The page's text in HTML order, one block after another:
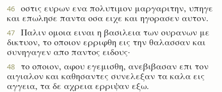
46
οστις ευρων ενα πολυτιμον μαργαριτην, υπηγε
και επωλησε παντα οσα ειχε και ηγορασεν αυτον.
47
Παλιν ομοια ειναι η βασιλεια των ουρανων με
δικτυον, το οποιον ερριφθη εις την θαλασσαν και
συνηγαγεν απο παντος ειδους·
48
το οποιον, αφου εγεμισθη, ανεβιβασαν επι τον
αιγιαλον και καθησαντες συνελεξαν τα καλα εις
αγγεια, τα δε αχρεια ερριψαν εξω.